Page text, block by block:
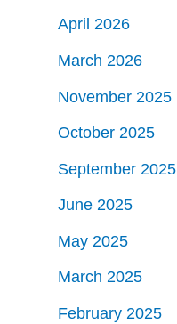
April 2026
March 2026
November 2025
October 2025
September 2025
June 2025
May 2025
March 2025
February 2025